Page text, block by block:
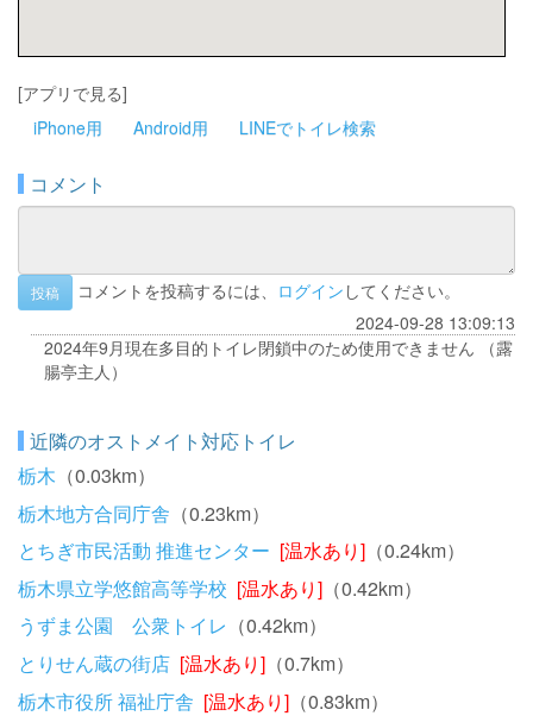
[アプリで見る]
iPhone用
Android用 LINEでトイレ検索
コメント
投稿 コメントを投稿するには、 ログイン してください。
2024-09-28 13:09:13
2024年9月現在多目的トイレ閉鎖中のため使用できません （露
腸亭主人）
近隣のオストメイト対応トイレ
栃木 （0.03km）
栃木地方合同庁舎 （0.23km）
とちぎ市民活動 推進センター [温水あり] （0.24km）
栃木県立学悠館高等学校 [温水あり] （0.42km）
うずま公園 公衆トイレ （0.42km）
とりせん蔵の街店 [温水あり] （0.7km）
栃木市役所 福祉庁舎 [温水あり] （0.83km）